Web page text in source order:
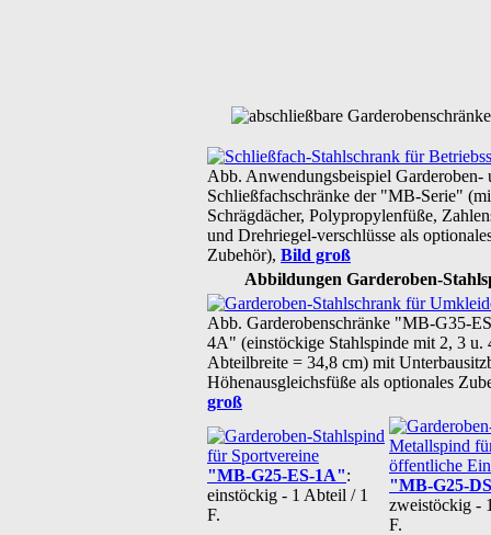
Abb. Anwendungsbeispiel Garderoben-
Schließfachschränke der "MB-Serie"
Schrägdächer, Polypropylenfüße,
und Drehriegel-verschlüsse als
Zubehör), Bild groß
Abbildungen Garderoben-
Abb. Garderobenschränke "MB-G35-
4A" (einstöckige Stahlspinde mit 2, 3 u.
Abteilbreite = 34,8 cm) mit
Höhenausgleichsfüße als optionales
groß
"MB-G25-ES-1A":
einstöckig - 1 Abteil / 1
F.
"MB-G25-
zweistöckig -
F.